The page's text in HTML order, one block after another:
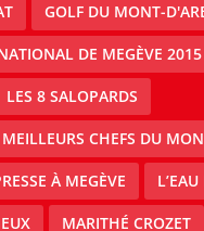
GOLF DU MONT-
DE MEGÈVE 2015
LES 8 SALOPARDS
CHEFS DU
À MEGÈVE
MARITHÉ CROZET